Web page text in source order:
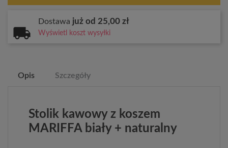
Dostawa już od 25,00 zł
Wyświetl koszt wysyłki
Opis Szczegóły
Stolik kawowy z koszem
MARIFFA biały + naturalny